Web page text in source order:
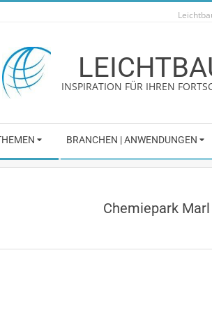
INSPIRATION FÜR IHREN
BRANCHEN | ANWENDUNGEN
Chemiepark Marl